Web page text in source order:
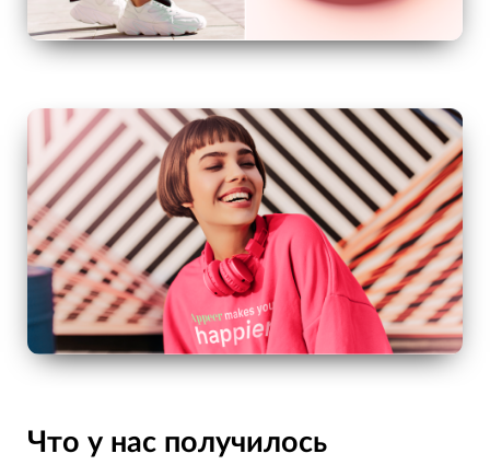
Что у нас получилось